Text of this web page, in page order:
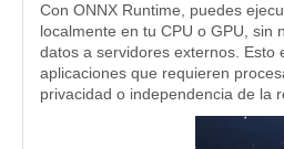
Con ONNX Runtime, puedes
localmente en tu CPU o GPU, sin
datos a servidores externos. Esto
aplicaciones que requieren
privacidad o independencia de la